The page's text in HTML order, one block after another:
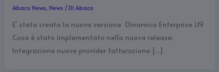
Abaco News, News / DiAbaco
E’ stata creata la nuova versione Dinamico Enterprise 1.19
Cosa è stato implementato nella nuova release:
Integrazione nuove provider fatturazione […]